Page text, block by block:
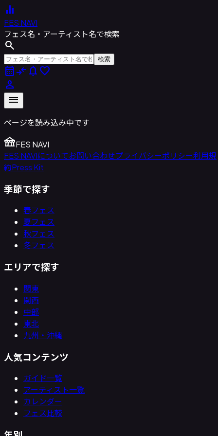
equalizer
FES NAVI
フェス名・アーティスト名で検索
search
検索
calendar_monthcompare_arrows notifications favorite
person
menu
ページを読み込み中です
festivalFES NAVI
FES NAVIについてお問い合わせプライバシーポリシー利用規
約Press Kit
季節で探す
春フェス
夏フェス
秋フェス
冬フェス
エリアで探す
関東
関西
中部
東北
九州・沖縄
人気コンテンツ
ガイド一覧
アーティスト一覧
カレンダー
フェス比較